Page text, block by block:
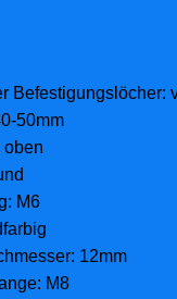
Befestigungslöcher:
50mm
oben
M6
12mm
M8